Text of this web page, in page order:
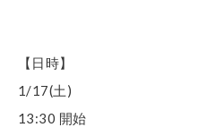
【日時】
1/17(土)
13:30 開始